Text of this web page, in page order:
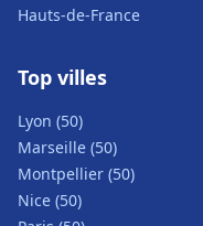
Hauts-de-France
Top villes
Lyon (50)
Marseille (50)
Montpellier (50)
Nice (50)